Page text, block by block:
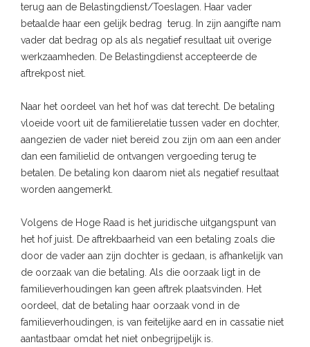
terug aan de Belastingdienst/Toeslagen. Haar vader
betaalde haar een gelijk bedrag terug. In zijn aangifte nam
vader dat bedrag op als als negatief resultaat uit overige
werkzaamheden. De Belastingdienst accepteerde de
aftrekpost niet.
Naar het oordeel van het hof was dat terecht. De betaling
vloeide voort uit de familierelatie tussen vader en dochter,
aangezien de vader niet bereid zou zijn om aan een ander
dan een familielid de ontvangen vergoeding terug te
betalen. De betaling kon daarom niet als negatief resultaat
worden aangemerkt.
Volgens de Hoge Raad is het juridische uitgangspunt van
het hof juist. De aftrekbaarheid van een betaling zoals die
door de vader aan zijn dochter is gedaan, is afhankelijk van
de oorzaak van die betaling. Als die oorzaak ligt in de
familieverhoudingen kan geen aftrek plaatsvinden. Het
oordeel, dat de betaling haar oorzaak vond in de
familieverhoudingen, is van feitelijke aard en in cassatie niet
aantastbaar omdat het niet onbegrijpelijk is.